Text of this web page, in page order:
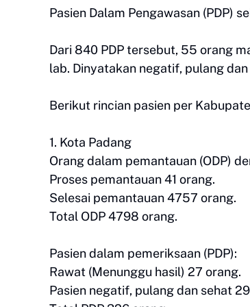
Pasien Dalam Pengawasan (PDP)
Dari 840 PDP tersebut, 55 orang
lab. Dinyatakan negatif, pulang
Berikut rincian pasien per
1. Kota Padang
Orang dalam pemantauan (ODP)
Proses pemantauan 41 orang.
Selesai pemantauan 4757 orang.
Total ODP 4798 orang.
Pasien dalam pemeriksaan (PDP):
Rawat (Menunggu hasil) 27 orang.
Pasien negatif, pulang dan sehat